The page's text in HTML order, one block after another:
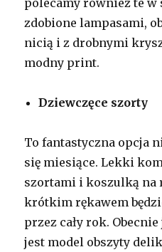
zdobione lampasami,
nicią i z drobnymi
modny print.
Dziewczęce szorty
To fantastyczna opcja
się miesiące. Lekki
szortami i koszulką na
krótkim rękawem
przez cały rok.
jest model obszyty